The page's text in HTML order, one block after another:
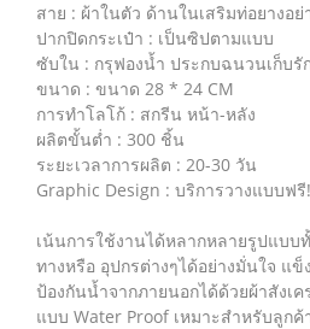
สาย : ผ้าในตัว ด้านในเสริมท่อยางอย่
ปากปิดกระเป๋า : เป็นซิปตามแบบ
ซับใน : กรุฟองน้ำ ประกบฉนวนเก็บ
ขนาด : ขนาด 28 * 24 CM
การทำโลโก้ : สกรีน หน้า-หลัง
ผลิตขั้นต่ำ : 300 ชิ้น
ระยะเวลาการผลิต : 20-30 วัน
Graphic Design : บริการวางแบบฟรี!
เน้นการใช้งานได้หลากหลายรูปแบบ
ทางหรือ อุปกรต่างๆได้อย่างมั่นใจ แ
ป้องกันน้ำจากภายนอกได้ด้วยผ้าสังเค
แบบ Water Proof เหมาะสำหรับลูกค้